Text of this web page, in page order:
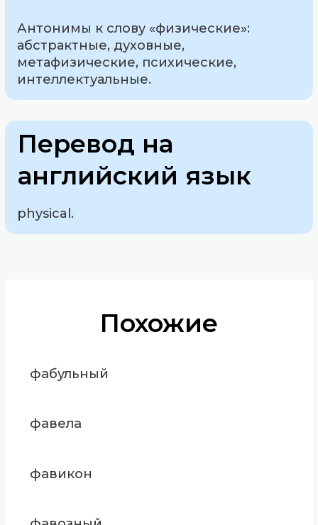
Антонимы к слову «физические»:
абстрактные, духовные,
метафизические, психические,
интеллектуальные.
Перевод на
английский язык
physical.
Похожие
фабульный
фавела
фавикон